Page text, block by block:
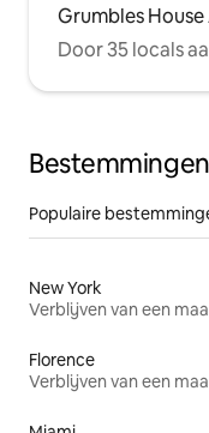
Grumbles
Door 35 locals
Populaire
New York
Verblijven van een
Florence
Verblijven van een